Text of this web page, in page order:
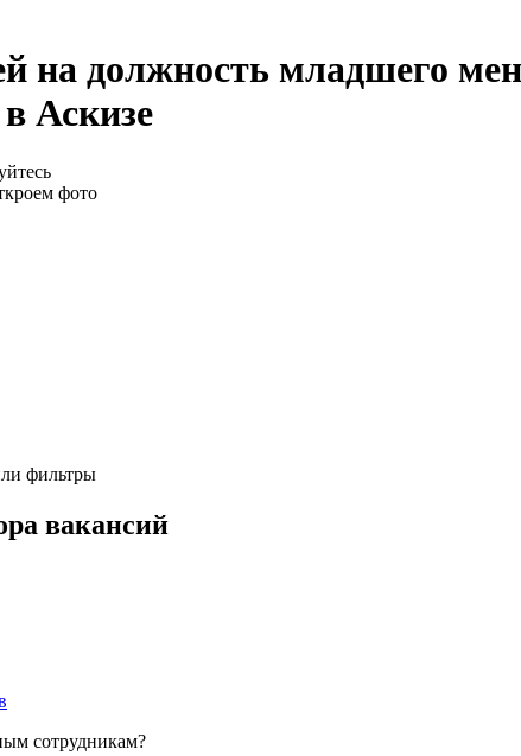
на должность младшего
Аскизе
фото
фильтры
вакансий
сотрудникам?